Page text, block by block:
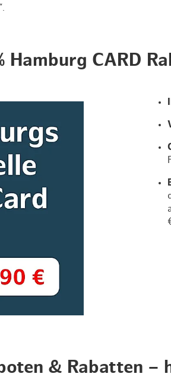
Hamburg CARD
& Rabatten